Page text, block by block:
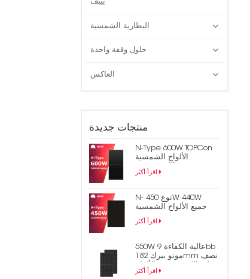
البطارية الشمسية
حلول وقفة واحدة
العاكس
منتجات جديدة
N-Type 600W TOPCon
الألواح الشمسية
الكهروضوئية
اقرأ أكثر
N- نوع 450W 440W
جميع الألواح الشمسية
الكهروضوئية السوداء
TOPCon
اقرأ أكثر
550W عالية الكفاءة 9bb
مونو بيرك 182mm نصف
خلية الكهروضوئية الألواح
الشمسية
اقرأ أكثر